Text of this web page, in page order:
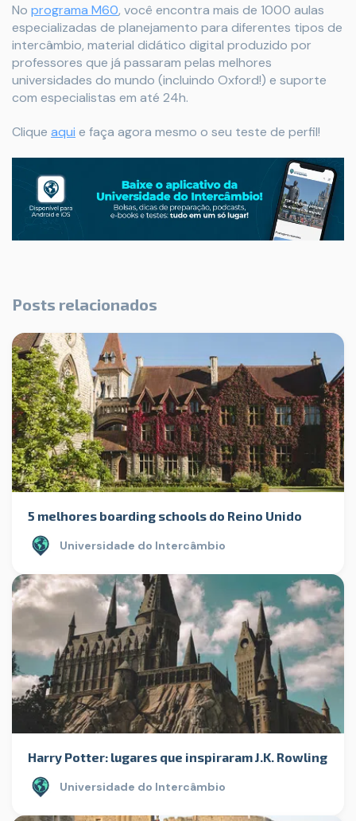
No programa M60, você encontra mais de 1000 aulas
especializadas de planejamento para diferentes tipos de
intercâmbio, material didático digital produzido por
professores que já passaram pelas melhores
universidades do mundo (incluindo Oxford!) e suporte
com especialistas em até 24h.
Clique aqui e faça agora mesmo o seu teste de perfil!
Posts relacionados
5 melhores boarding schools do Reino Unido
Universidade do Intercâmbio
Harry Potter: lugares que inspiraram J.K. Rowling
Universidade do Intercâmbio